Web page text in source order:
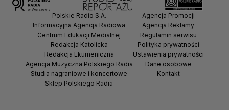
Polskie Radio S.A.
Informacyjna Agencja Radiowa
Centrum Edukacji Medialnej
Redakcja Katolicka
Redakcja Ekumeniczna
Agencja Muzyczna Polskiego Radia
Studia nagraniowe i koncertowe
Sklep Polskiego Radia
Agencja Promocji
Agencja Reklamy
Regulamin serwisu
Polityka prywatności
Ustawienia prywatności
Dane osobowe
Kontakt